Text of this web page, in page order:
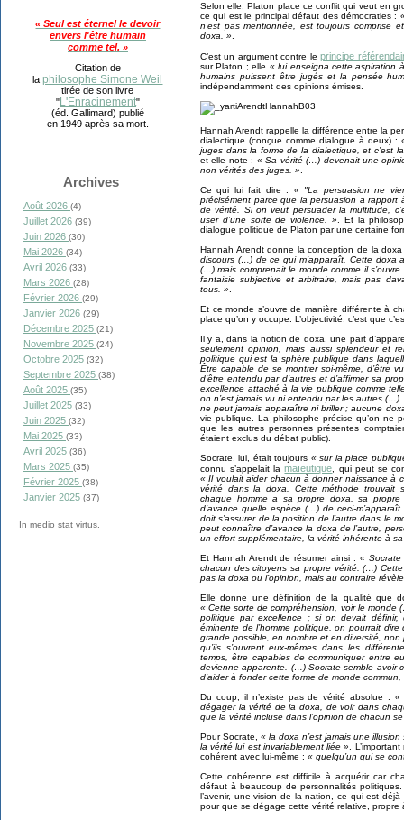
« Seul est éternel le devoir
envers l'être humain
comme tel. »
Citation de
laphilosophe Simone Weil
tirée de son livre
"L'Enracinement"
(éd. Gallimard) publié
en 1949 après sa mort.
Archives
Août 2026 (4)
Juillet 2026 (39)
Juin 2026 (30)
Mai 2026 (34)
Avril 2026 (33)
Mars 2026 (28)
Février 2026 (29)
Janvier 2026 (29)
Décembre 2025 (21)
Novembre 2025 (24)
Octobre 2025 (32)
Septembre 2025 (38)
Août 2025 (35)
Juillet 2025 (33)
Juin 2025 (32)
Mai 2025 (33)
Avril 2025 (36)
Mars 2025 (35)
Février 2025 (38)
Janvier 2025 (37)
In medio stat virtus.
Selon elle, Platon place ce conflit qui veut en
ce qui est le principal défaut des démocraties :
n’est pas mentionnée, est toujours comprise
doxa. ».
C’est un argument contre leprincipe
sur Platon ; elle « lui enseigna cette aspiration
humains puissent être jugés et la pensée
indépendamment des opinions émises.
Hannah Arendt rappelle la différence entre la
dialectique (conçue comme dialogue à deux) :
juges dans la forme de la dialectique, et c’est
et elle note : « Sa vérité (…) devenait une
non vérités des juges. ».
Ce qui lui fait dire : « "La persuasion ne
précisément parce que la persuasion a
de vérité. Si on veut persuader la multitude,
user d’une sorte de violence. ». Et la
dialogue politique de Platon par une certaine
Hannah Arendt donne la conception de la
discours (…) de ce qui m’apparaît. Cette
(…) mais comprenait le monde comme il
fantaisie subjective et arbitraire, mais pas
tous. ».
Et ce monde s’ouvre de manière différente à
place qu’on y occupe. L’objectivité, c’est que
Il y a, dans la notion de doxa, une part
seulement opinion, mais aussi splendeur et
politique qui est la sphère publique dans
Être capable de se montrer soi-même, d’être
d’être entendu par d’autres et d’affirmer sa
excellence attaché à la vie publique comme
on n’est jamais vu ni entendu par les autres
ne peut jamais apparaître ni briller ; aucune
vie publique. La philosophe précise qu’on ne
que les autres personnes présentes
étaient exclus du débat public).
Socrate, lui, était toujours « sur la place
connu s’appelait lamaïeutique, qui peut se
« Il voulait aider chacun à donner naissance à
vérité dans la doxa. Cette méthode trouvait
chaque homme a sa propre doxa, sa
d’avance quelle espèce (…) de ceci-
doit s’assurer de la position de l’autre dans le
peut connaître d’avance la doxa de l’autre,
un effort supplémentaire, la vérité inhérente à
Et Hannah Arendt de résumer ainsi : « Socrate
chacun des citoyens sa propre vérité. (…)
pas la doxa ou l’opinion, mais au contraire
Elle donne une définition de la qualité que
« Cette sorte de compréhension, voir le monde
politique par excellence ; si on devait
éminente de l’homme politique, on pourrait
grande possible, en nombre et en diversité,
qu’ils s’ouvrent eux-mêmes dans les
temps, être capables de communiquer entre
devienne apparente. (…) Socrate semble avoir
d’aider à fonder cette forme de monde
Du coup, il n’existe pas de vérité absolue : «
dégager la vérité de la doxa, de voir dans
que la vérité incluse dans l’opinion de chacun
Pour Socrate, « la doxa n’est jamais une
la vérité lui est invariablement liée ».
cohérent avec lui-même : « quelqu’un qui se
Cette cohérence est difficile à acquérir car
défaut à beaucoup de personnalités
l’avenir, une vision de la nation, ce qui est
pour que se dégage cette vérité relative, propre